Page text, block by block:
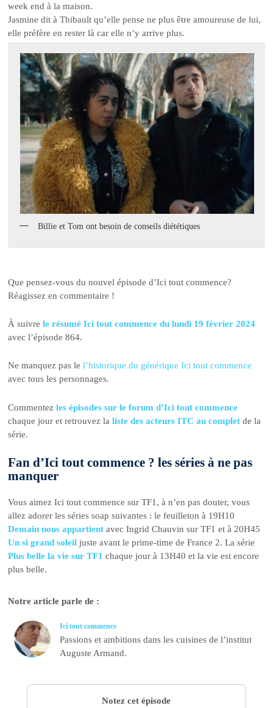
week end à la maison.
Jasmine dit à Thibault qu’elle pense ne plus être amoureuse de lui,
elle préfère en rester là car elle n’y arrive plus.
Billie et Tom ont besoin de conseils diététiques
Que pensez-vous du nouvel épisode d’Ici tout commence?
Réagissez en commentaire !
À suivrele résumé Ici tout commence du lundi 19 février 2024
avec l’épisode 864.
Ne manquez pas lel’historique du générique Ici tout commence
avec tous les personnages.
Commentezles épisodes sur le forum d’Ici tout commence
chaque jour et retrouvez laliste des acteurs ITC au complet de la
série.
Fan d’Ici tout commence ? les séries à ne pas
manquer
Vous aimez Ici tout commence sur TF1, à n’en pas douter, vous
allez adorer les séries soap suivantes : le feuilleton à 19H10
Demain nous appartientavec Ingrid Chauvin sur TF1 et à 20H45
Un si grand soleil juste avant le prime-time de France 2. La série
Plus belle la vie sur TF1 chaque jour à 13H40 et la vie est encore
plus belle.
Notre article parle de :
Ici tout commence
Passions et ambitions dans les cuisines de l’institut
Auguste Armand.
Notez cet épisode